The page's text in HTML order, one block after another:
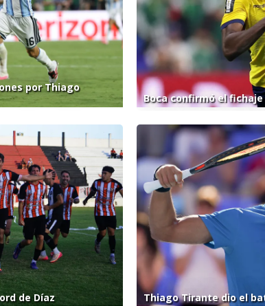
por Thiago
Boca confirmó el fichaje
de Díaz Thiago Tirante dio el